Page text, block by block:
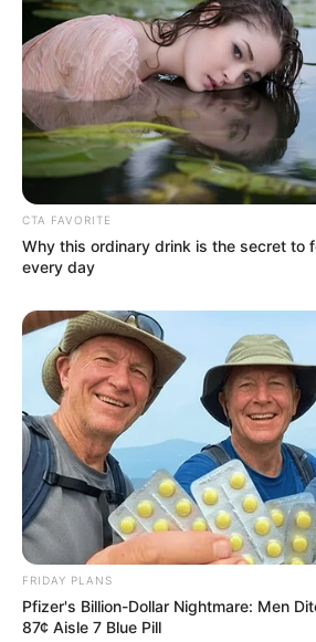
CTA FAVORITE
Why this ordinary drink is the secret to
every day
FRIDAY PLANS
Pfizer's Billion-Dollar Nightmare: Men
87¢ Aisle 7 Blue Pill